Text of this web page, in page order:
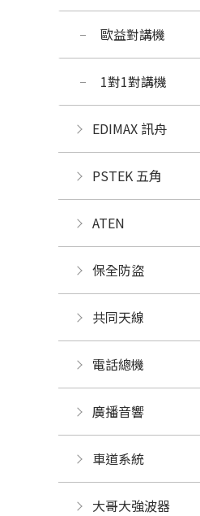
歐益對講機
1對1對講機
EDIMAX 訊舟
PSTEK 五角
ATEN
保全防盜
共同天線
電話總機
廣播音響
車道系統
大哥大強波器